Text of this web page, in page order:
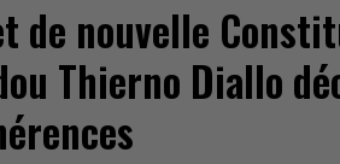
de nouvelle
Thierno Diallo